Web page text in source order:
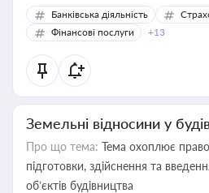
Банківська діяльність
Фінансові послуги
+13
Земельні відносини у
Про що тема: Тема охоплює
підготовки, здійснення та
об’єктів будівництва